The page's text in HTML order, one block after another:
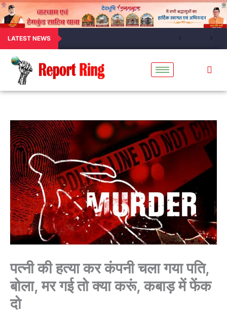
LATEST NEWS
पत्नी की हत्या कर कंपनी चला गया पति,
बोला, मर गई तो क्या करूं, कबाड़ में फेंक
दो